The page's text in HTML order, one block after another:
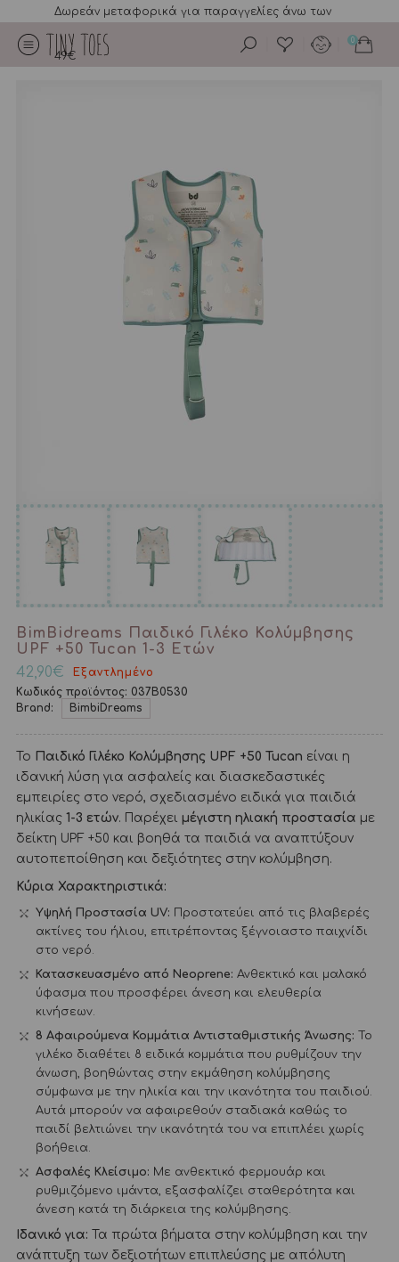
Δωρεάν μεταφορικά για παραγγελίες άνω των
49€
0
BimBidreams Παιδικό Γιλέκο Κολύμβησης
UPF +50 Tucan 1-3 Ετών
42,90€
Εξαντλημένο
Κωδικός προϊόντος: 037B0530
Brand:
BimbiDreams
Το Παιδικό Γιλέκο Κολύμβησης UPF +50 Tucan είναι η
ιδανική λύση για ασφαλείς και διασκεδαστικές
εμπειρίες στο νερό, σχεδιασμένο ειδικά για παιδιά
ηλικίας 1-3 ετών. Παρέχει μέγιστη ηλιακή προστασία με
δείκτη UPF +50 και βοηθά τα παιδιά να αναπτύξουν
αυτοπεποίθηση και δεξιότητες στην κολύμβηση.
Κύρια Χαρακτηριστικά:
Υψηλή Προστασία UV: Προστατεύει από τις βλαβερές
ακτίνες του ήλιου, επιτρέποντας ξέγνοιαστο παιχνίδι
στο νερό.
Κατασκευασμένο από Neoprene: Ανθεκτικό και μαλακό
ύφασμα που προσφέρει άνεση και ελευθερία
κινήσεων.
8 Αφαιρούμενα Κομμάτια Αντισταθμιστικής Άνωσης: Το
γιλέκο διαθέτει 8 ειδικά κομμάτια που ρυθμίζουν την
άνωση, βοηθώντας στην εκμάθηση κολύμβησης
σύμφωνα με την ηλικία και την ικανότητα του παιδιού.
Αυτά μπορούν να αφαιρεθούν σταδιακά καθώς το
παιδί βελτιώνει την ικανότητά του να επιπλέει χωρίς
βοήθεια.
Ασφαλές Κλείσιμο: Με ανθεκτικό φερμουάρ και
ρυθμιζόμενο ιμάντα, εξασφαλίζει σταθερότητα και
άνεση κατά τη διάρκεια της κολύμβησης.
Ιδανικό για: Τα πρώτα βήματα στην κολύμβηση και την
ανάπτυξη των δεξιοτήτων επιπλεύσης με απόλυτη